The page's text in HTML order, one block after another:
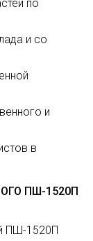
по
и со
и
в
ПШ-1520П
ПШ-1520П